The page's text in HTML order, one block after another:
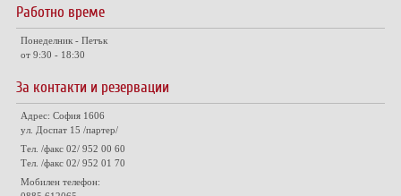
Работно време
Понеделник - Петък
от 9:30 - 18:30
За контакти и резервации
Адрес: София 1606
ул. Доспат 15 /партер/
Тел. /факс 02/ 952 00 60
Тел. /факс 02/ 952 01 70
Мобилен телефон: